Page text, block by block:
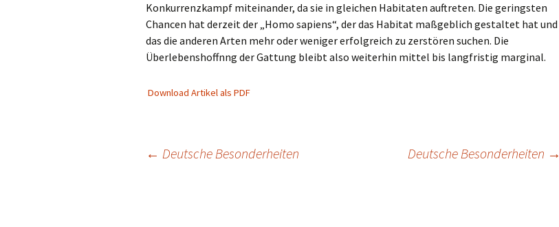
Konkurrenzkampf miteinander, da sie in gleichen Habitaten auftreten. Die geringsten
Chancen hat derzeit der „Homo sapiens“, der das Habitat maßgeblich gestaltet hat und
das die anderen Arten mehr oder weniger erfolgreich zu zerstören suchen. Die
Überlebenshoffnng der Gattung bleibt also weiterhin mittel bis langfristig marginal.
Download Artikel als PDF
Beitragsnavigation
← Deutsche Besonderheiten Deutsche Besonderheiten →